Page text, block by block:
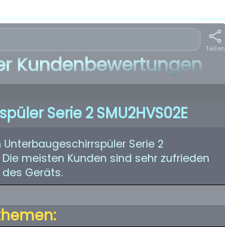
Teilen
Kundenbewertungen
Serie 2 SMU2HVS02E
Serie 2
Die meisten Kunden sind sehr zufrieden
Geräts.